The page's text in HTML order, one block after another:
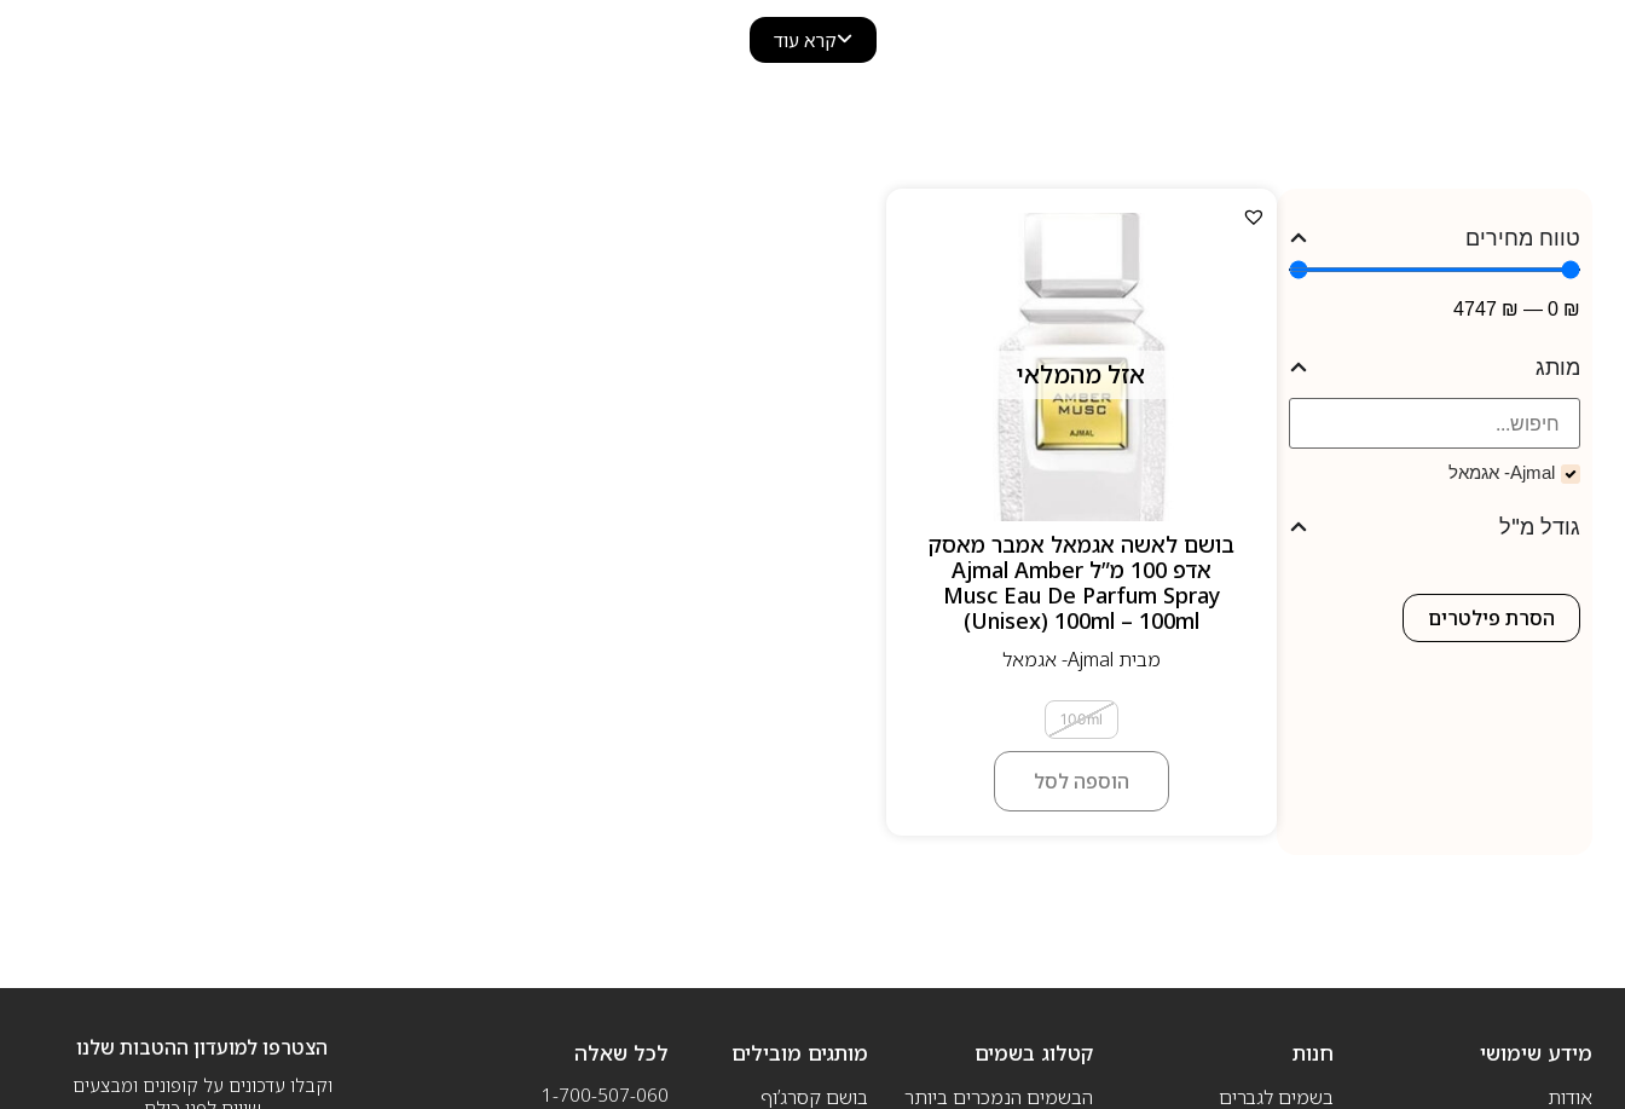
אך מהוקצעת, ומתאים למי שאוהב ניחוחות ייחודיים עם אמירה ברורה.
ליין הבשמים של Ajmal כולל יצירות נישה ומגוון ניחוחות יוניסקס, לצד בשמים גבריים ונשיים עוצמתיים. כל בושם
מגוון רחב של יצירות יוניסקס וניחוחות אוריינטליים
קרא עוד
טווח מחירים
₪
0
—
₪
4747
מותג
Ajmal- אגמאל
גודל מ"ל
הסרת פילטרים
אזל מהמלאי
בושם לאשה אגמאל אמבר מאסק
אדפ 100 מ”ל Ajmal Amber
Musc Eau De Parfum Spray
(Unisex) 100ml – 100ml
מבית Ajmal- אגמאל
100ml
הוספה לסל
מידע שימושי
אודות
חנות
בשמים לגברים
קטלוג בשמים
הבשמים הנמכרים ביותר
מותגים מובילים
בושם קסרג’וף
לכל שאלה
1-700-507-060
הצטרפו למועדון ההטבות שלנו
וקבלו עדכונים על קופונים ומבצעים